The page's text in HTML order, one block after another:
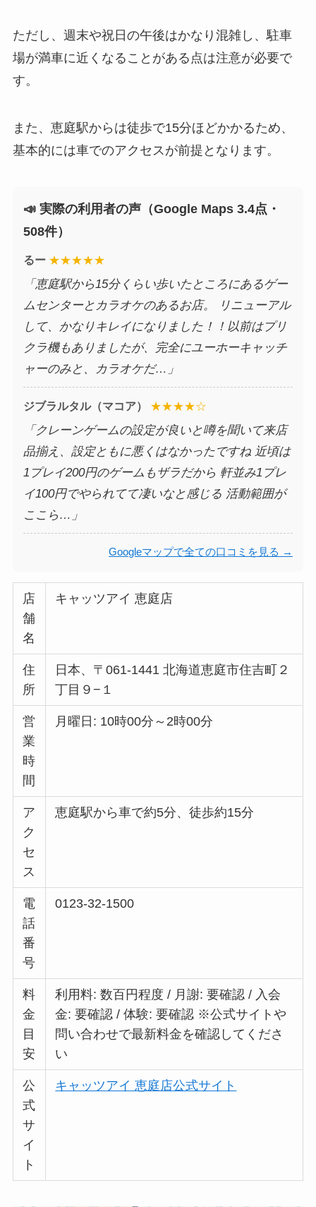
ただし、週末や祝日の午後はかなり混雑し、駐車
場が満車に近くなることがある点は注意が必要で
す。
また、恵庭駅からは徒歩で15分ほどかかるため、
基本的には車でのアクセスが前提となります。
📣 実際の利用者の声（Google Maps 3.4点・
508件）
るー ★★★★★
「恵庭駅から15分くらい歩いたところにあるゲー
ムセンターとカラオケのあるお店。 リニューアル
して、かなりキレイになりました！！以前はプリ
クラ機もありましたが、完全にユーホーキャッチ
ャーのみと、カラオケだ…」
ジブラルタル（マコア） ★★★★☆
「クレーンゲームの設定が良いと噂を聞いて来店
品揃え、設定ともに悪くはなかったですね 近頃は
1プレイ200円のゲームもザラだから 軒並み1プレ
イ100円でやられてて凄いなと感じる 活動範囲が
ここら…」
Googleマップで全ての口コミを見る →
店
舗
名
キャッツアイ 恵庭店
住
所
日本、〒061-1441 北海道恵庭市住吉町２
丁目９−１
営
業
時
間
月曜日: 10時00分～2時00分
ア
ク
セ
ス
恵庭駅から車で約5分、徒歩約15分
電
話
番
号
0123-32-1500
料
金
目
安
利用料: 数百円程度 / 月謝: 要確認 / 入会
金: 要確認 / 体験: 要確認 ※公式サイトや
問い合わせで最新料金を確認してくださ
い
公
式
サ
イ
ト
キャッツアイ 恵庭店公式サイト